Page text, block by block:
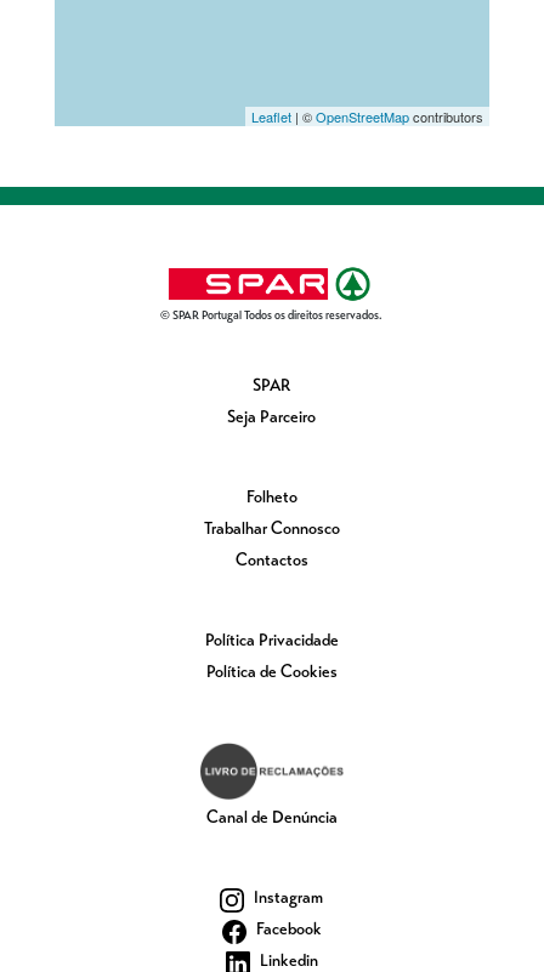
Leaflet | ©OpenStreetMapcontributors
© SPAR Portugal Todos os direitos reservados.
SPAR
Seja Parceiro
Folheto
Trabalhar Connosco
Contactos
Política Privacidade
Política de Cookies
Canal de Denúncia
Instagram
Facebook
Linkedin